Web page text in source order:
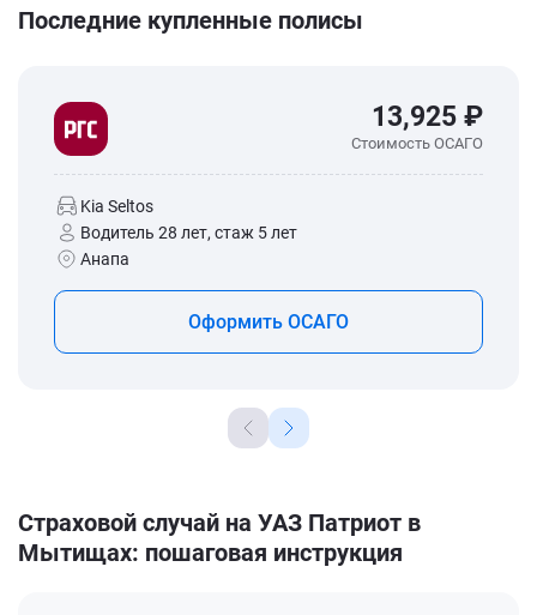
Последние купленные полисы
13,925 ₽
Стоимость ОСАГО
Kia Seltos
Водитель 28 лет, стаж 5 лет
Анапа
Оформить ОСАГО
Страховой случай на УАЗ Патриот в
Мытищах: пошаговая инструкция